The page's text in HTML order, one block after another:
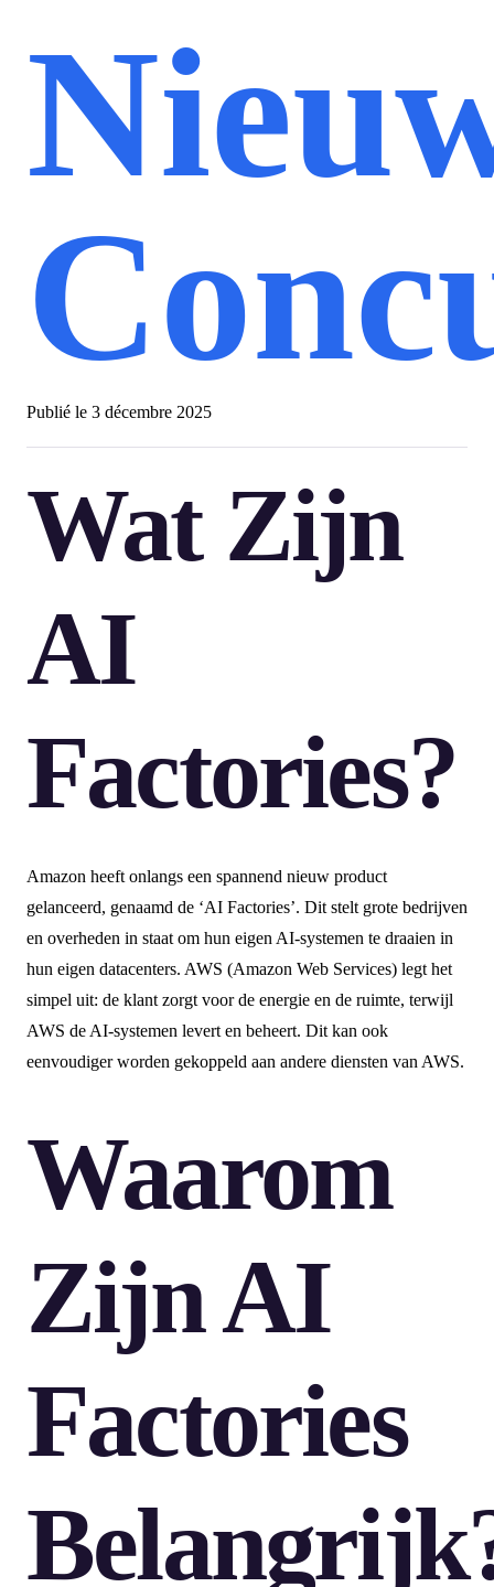
Publié le 3 décembre 2025
Wat Zijn
AI
Factories?
Amazon heeft onlangs een spannend nieuw product
gelanceerd, genaamd de ‘AI Factories’. Dit stelt grote bedrijven
en overheden in staat om hun eigen AI-systemen te draaien in
hun eigen datacenters. AWS (Amazon Web Services) legt het
simpel uit: de klant zorgt voor de energie en de ruimte, terwijl
AWS de AI-systemen levert en beheert. Dit kan ook
eenvoudiger worden gekoppeld aan andere diensten van AWS.
Waarom
Zijn AI
Factories